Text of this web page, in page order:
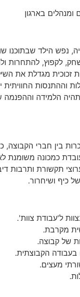
ומנהלים בארגון
נפש הילד שבתוכנו
לקפוץ, להתחרות
מגדלת את
וההתנסות החוויתית
תהיה הלמידה
בין חברי הקבוצה,
כמכונה משומנת
תקשורת ותרבות
כיף ושיחרור.
ל'עבודת צוות'.
מקרבת.
של קבוצה.
בעבודה הקבוצתית.
מעצים.